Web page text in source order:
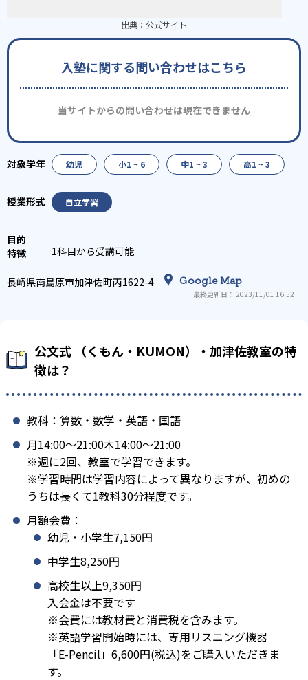
出典： 公式サイト
入塾に関する問い合わせはこちら
当サイトからの問い合わせは現在できません
幼児 小1 ~ 6 中1 ~ 3 高1 ~ 3
自立学習
1科目から受講可能
長崎県南島原市加津佐町丙1622-4 Google Map
最終更新日： 2023/11/01 16:52
公文式 （くもん・KUMON）・加津佐教室の特
徴は？
教科：算数・数学・英語・国語
月14:00〜21:00木14:00〜21:00
※週に2回、教室で学習できます。
※学習時間は学習内容によって異なりますが、初めの
うちは長くて1教科30分程度です。
月額会費：
幼児・小学生7,150円
中学生8,250円
高校生以上9,350円
入会金は不要です
※会費には教材費と消費税を含みます。
※英語学習開始時には、専用リスニング機器
「E-Pencil」6,600円(税込)をご購入いただきま
す。